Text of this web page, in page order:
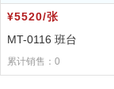
¥5520/张
MT-0116 班台
累计销售：0